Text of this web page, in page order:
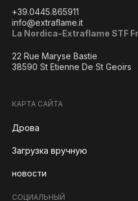
+39.0445.865911
info@extraflame.it
La Nordica-Extraflame STF
22 Rue Maryse Bastie
38590 St Etienne De St Geoirs
КАРТА САЙТА
Дрова
Загрузка вручную
новости
СОЦИАЛЬНЫЙ